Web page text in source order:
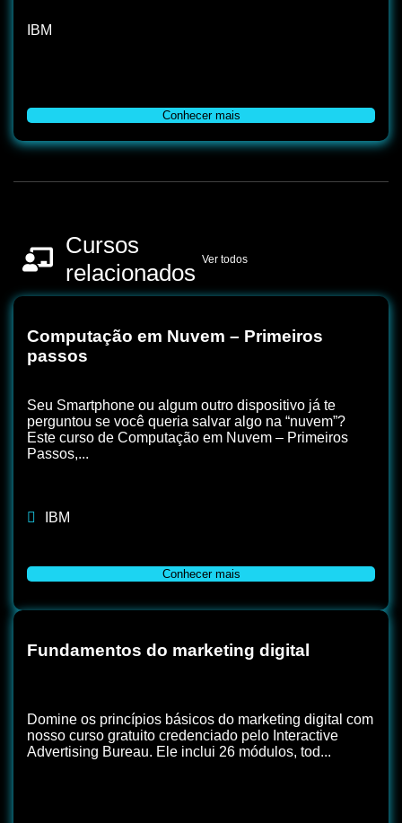
IBM
Conhecer mais
Cursos
relacionados Ver todos
Computação em Nuvem – Primeiros
passos
Seu Smartphone ou algum outro dispositivo já te
perguntou se você queria salvar algo na “nuvem”?
Este curso de Computação em Nuvem – Primeiros
Passos,...
IBM
Conhecer mais
Fundamentos do marketing digital
Domine os princípios básicos do marketing digital com
nosso curso gratuito credenciado pelo Interactive
Advertising Bureau. Ele inclui 26 módulos, tod...